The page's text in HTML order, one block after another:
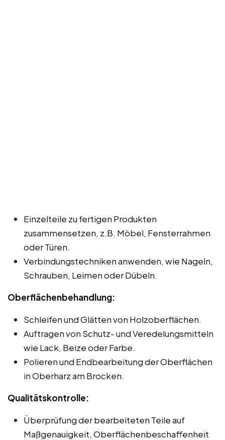
Einzelteile zu fertigen Produkten
zusammensetzen, z.B. Möbel, Fensterrahmen
oder Türen.
Verbindungstechniken anwenden, wie Nageln,
Schrauben, Leimen oder Dübeln.
Oberflächenbehandlung:
Schleifen und Glätten von Holzoberflächen.
Auftragen von Schutz- und Veredelungsmitteln
wie Lack, Beize oder Farbe.
Polieren und Endbearbeitung der Oberflächen
in Oberharz am Brocken.
Qualitätskontrolle:
Überprüfung der bearbeiteten Teile auf
Maßgenauigkeit, Oberflächenbeschaffenheit